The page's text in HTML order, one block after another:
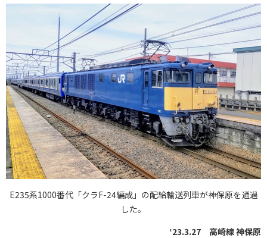
E235系1000番代「クラF-24編成」の配給輸送列車が神保原を通過
した。
‘23.3.27 高崎線 神保原